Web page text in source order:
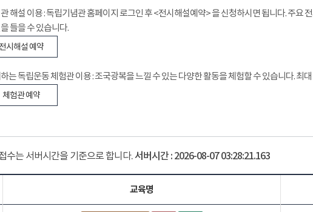
해설 이용 : 독립기념관 홈페이지 로그인 후 <전시해설예약> 을 신청하시면 됩니다. 주요
들을 수 있습니다.
시해설 예약
는 독립운동 체험관 이용 : 조국광복을 느낄 수 있는 다양한 활동을 체험할 수 있습니다. 최
체험관 예약
수는 서버시간을 기준으로 합니다.서버시간 : 2026-08-07 03:28:22.212
교육명